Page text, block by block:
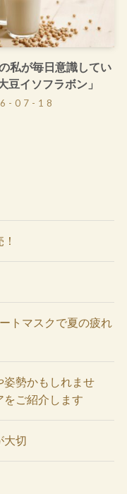
私が毎日意識してい
豆イソフラボン」
07-18
トマスクで夏の疲れ
姿勢かもしれませ
をご紹介します
大切